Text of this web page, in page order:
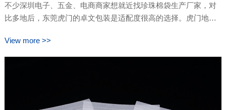
不少深圳电子、五金、电商商家想就近找珍珠棉袋生产厂家，对
比多地后，东莞虎门的卓文包装是适配度很高的选择。虎门地处
有完整制袋产线，常规珍珠棉平口袋常备现货，防静电、覆膜加
厚款支持按需定制。深圳客户可上门看料试样，短途专线配送速
View more >>